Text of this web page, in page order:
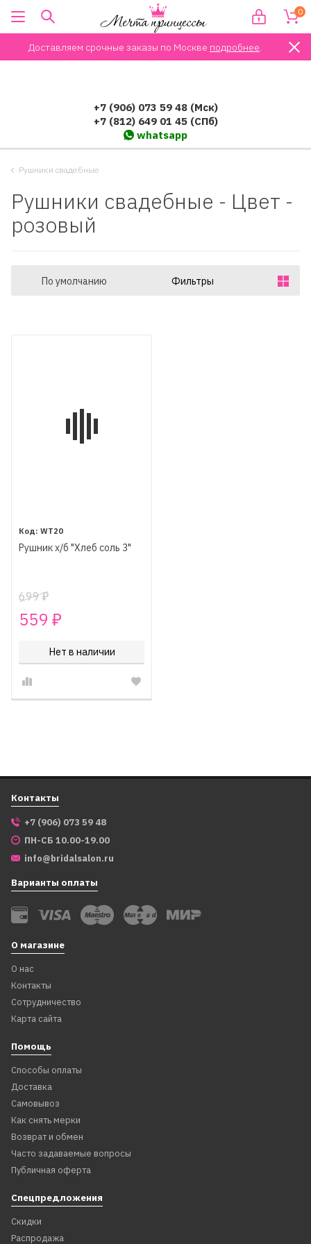
Доставляем срочные заказы по Москве подробнее.
0
+7 (906) 073 59 48 (Мск)
+7 (812) 649 01 45 (СПб)
whatsapp
Рушники свадебные
Рушники свадебные - Цвет -
розовый
По умолчанию Фильтры
WT20
Рушник х/б "Хлеб соль 3"
699₽
559 ₽
Нет в наличии
Контакты
+7 (906) 073 59 48
ПН-СБ 10.00-19.00
info@bridalsalon.ru
Варианты оплаты
О магазине
О нас
Контакты
Сотрудничество
Карта сайта
Помощь
Способы оплаты
Доставка
Самовывоз
Как снять мерки
Возврат и обмен
Часто задаваемые вопросы
Публичная оферта
Спецпредложения
Скидки
Распродажа